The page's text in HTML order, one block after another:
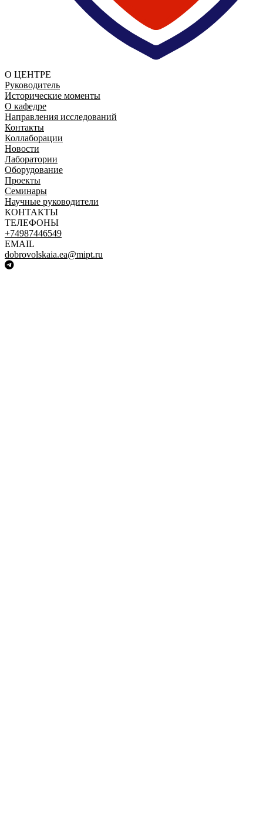
О ЦЕНТРЕ
Руководитель
Исторические моменты
О кафедре
Направления исследований
Контакты
Коллаборации
Новости
Лаборатории
Оборудование
Проекты
Семинары
Научные руководители
КОНТАКТЫ
ТЕЛЕФОНЫ
+74987446549
EMAIL
dobrovolskaia.ea@mipt.ru